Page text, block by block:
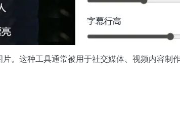
。这种工具通常被用于社交媒体、视频内容制